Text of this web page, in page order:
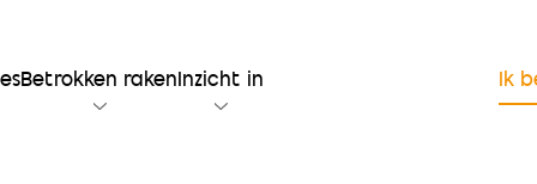
Betrokken raken Inzicht in Ik